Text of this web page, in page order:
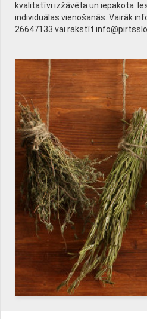
kvalitatīvi izžāvēta un iepakota.
individuālas vienošanās. Vairāk
26647133 vai rakstīt